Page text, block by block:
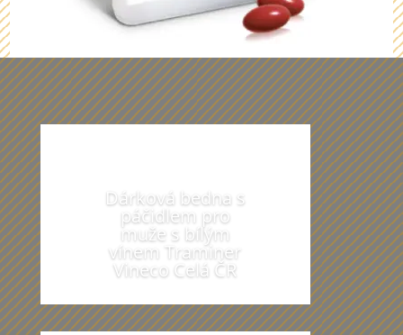
Z našich dárečků vám budou oči
přecházet
Dárková bedna s
páčidlem pro
muže s bílým
vínem Traminer
Vineco Celá ČR